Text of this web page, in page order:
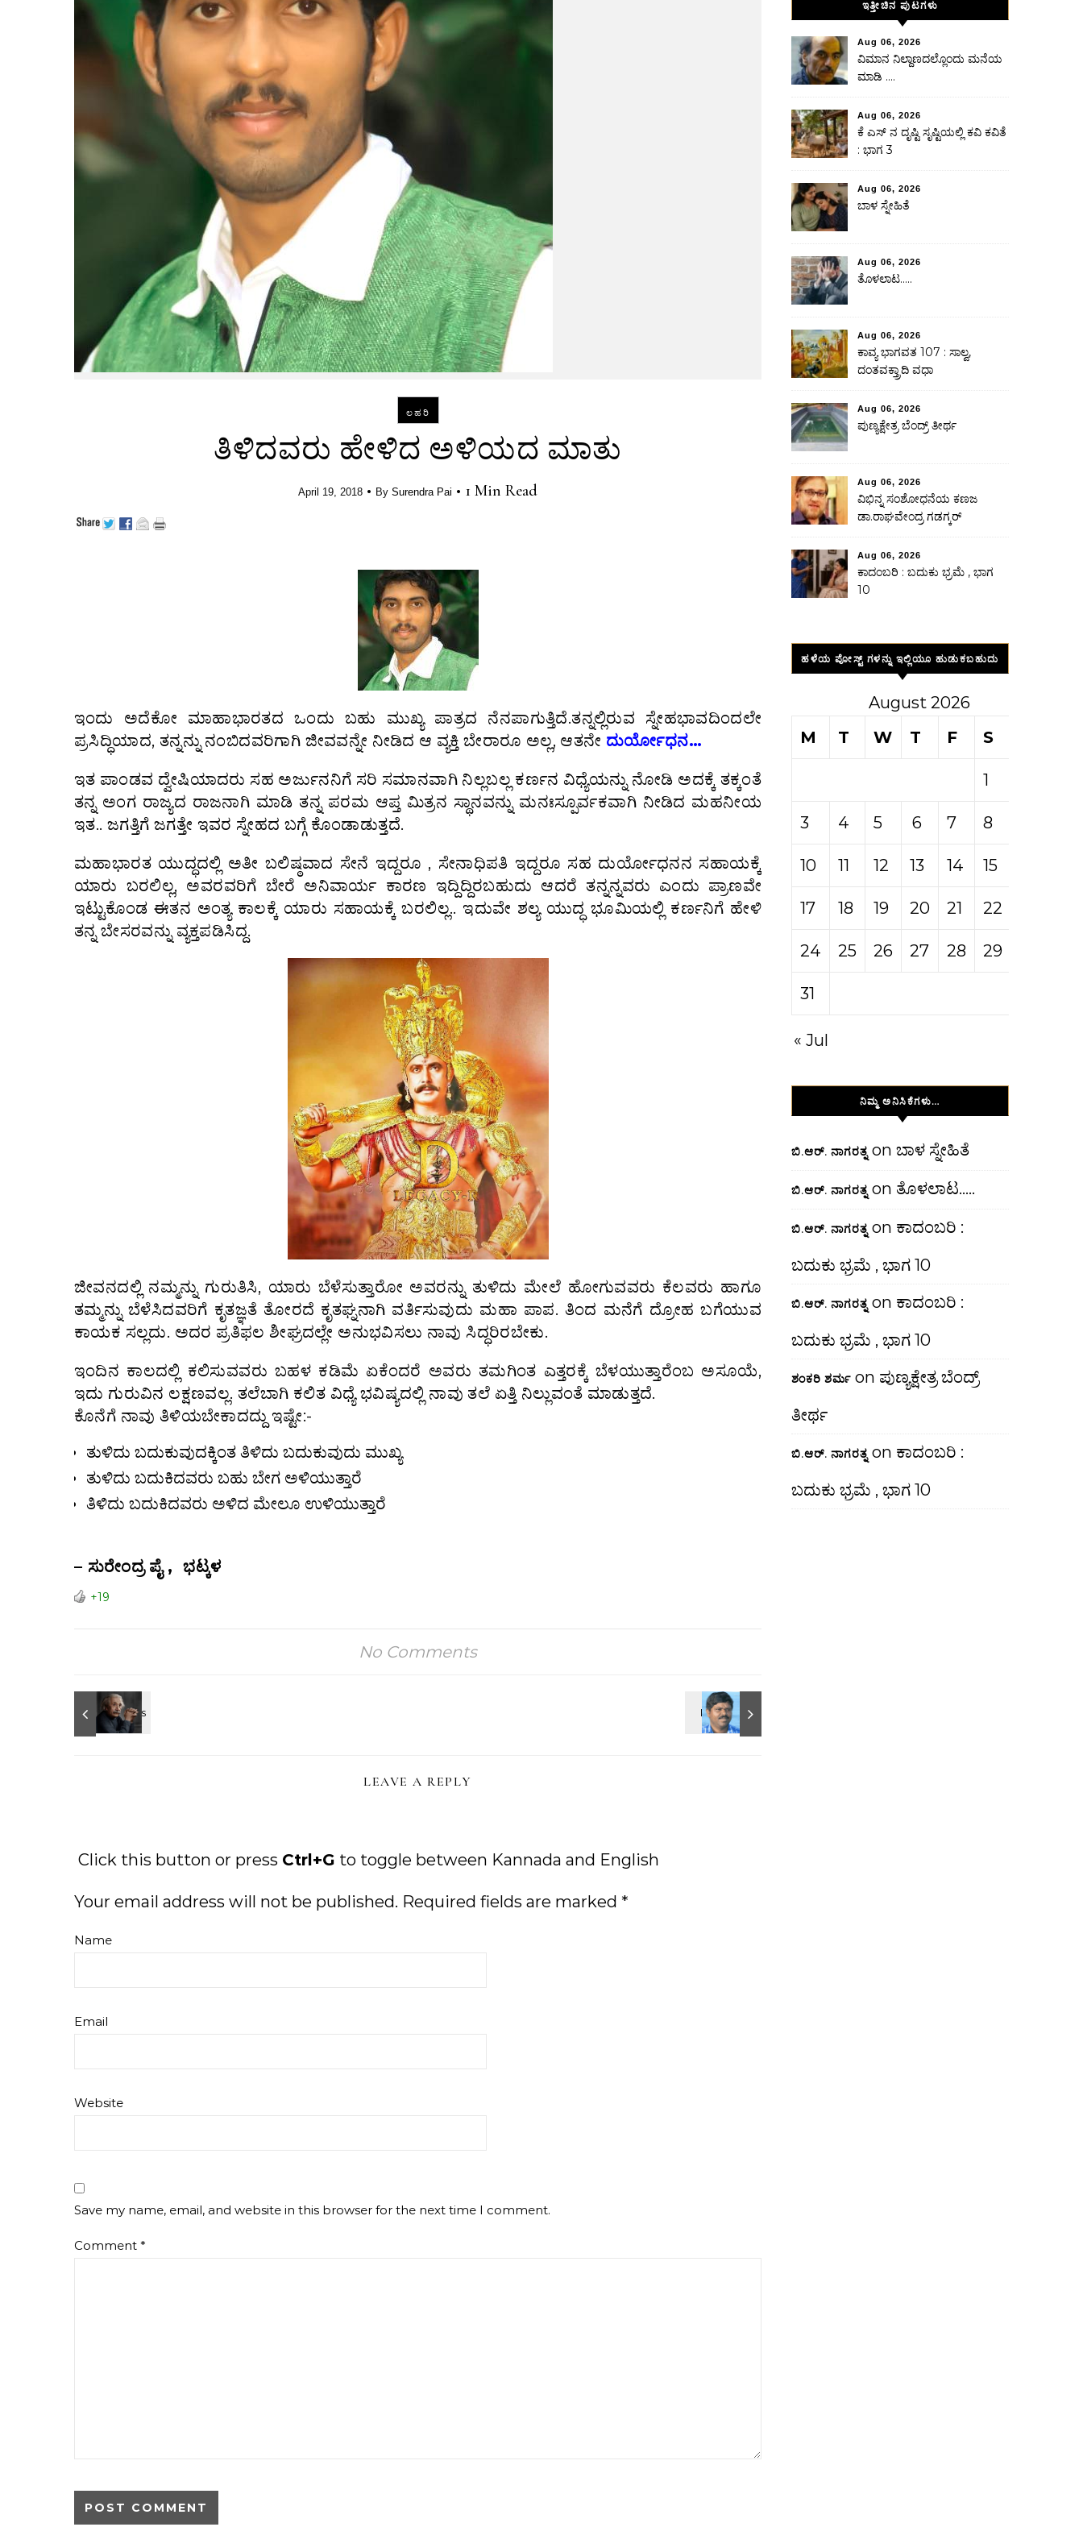
ಲಹರಿ
ತಿಳಿದವರು ಹೇಳಿದ ಅಳಿಯದ ಮಾತು
April 19, 2018 • By Surendra Pai • 1 Min Read
ಇಂದು ಅದೆಕೋ ಮಾಹಾಭಾರತದ ಒಂದು ಬಹು ಮುಖ್ಯ ಪಾತ್ರದ ನೆನಪಾಗುತ್ತಿದೆ.ತನ್ನಲ್ಲಿರುವ ಸ್ನೇಹಭಾವದಿಂದಲೇ
ಪ್ರಸಿದ್ಧಿಯಾದ, ತನ್ನನ್ನು ನಂಬಿದವರಿಗಾಗಿ ಜೀವವನ್ನೇ ನೀಡಿದ ಆ ವ್ಯಕ್ತಿ ಬೇರಾರೂ ಅಲ್ಲ, ಆತನೇ ದುರ್ಯೋಧನ…
ಇತ ಪಾಂಡವ ದ್ವೇಷಿಯಾದರು ಸಹ ಅರ್ಜುನನಿಗೆ ಸರಿ ಸಮಾನವಾಗಿ ನಿಲ್ಲಬಲ್ಲ ಕರ್ಣನ ವಿಧ್ಯೆಯನ್ನು ನೋಡಿ ಅದಕ್ಕೆ ತಕ್ಕಂತೆ
ತನ್ನ ಅಂಗ ರಾಜ್ಯದ ರಾಜನಾಗಿ ಮಾಡಿ ತನ್ನ ಪರಮ ಆಪ್ತ ಮಿತ್ರನ ಸ್ಥಾನವನ್ನು ಮನಃಸ್ಪೂರ್ವಕವಾಗಿ ನೀಡಿದ ಮಹನೀಯ
ಇತ.. ಜಗತ್ತಿಗೆ ಜಗತ್ತೇ ಇವರ ಸ್ನೇಹದ ಬಗ್ಗೆ ಕೊಂಡಾಡುತ್ತದೆ.
ಮಹಾಭಾರತ ಯುದ್ಧದಲ್ಲಿ ಅತೀ ಬಲಿಷ್ಠವಾದ ಸೇನೆ ಇದ್ದರೂ , ಸೇನಾಧಿಪತಿ ಇದ್ದರೂ ಸಹ ದುರ್ಯೋಧನನ ಸಹಾಯಕ್ಕೆ
ಯಾರು ಬರಲಿಲ್ಲ, ಅವರವರಿಗೆ ಬೇರೆ ಅನಿವಾರ್ಯ ಕಾರಣ ಇದ್ದಿದ್ದಿರಬಹುದು ಆದರೆ ತನ್ನನ್ನವರು ಎಂದು ಪ್ರಾಣವೇ
ಇಟ್ಟುಕೊಂಡ ಈತನ ಅಂತ್ಯ ಕಾಲಕ್ಕೆ ಯಾರು ಸಹಾಯಕ್ಕೆ ಬರಲಿಲ್ಲ.. ಇದುವೇ ಶಲ್ಯ ಯುದ್ಧ ಭೂಮಿಯಲ್ಲಿ ಕರ್ಣನಿಗೆ ಹೇಳಿ
ತನ್ನ ಬೇಸರವನ್ನು ವ್ಯಕ್ತಪಡಿಸಿದ್ದ.
ಜೀವನದಲ್ಲಿ ನಮ್ಮನ್ನು ಗುರುತಿಸಿ, ಯಾರು ಬೆಳೆಸುತ್ತಾರೋ ಅವರನ್ನು ತುಳಿದು ಮೇಲೆ ಹೋಗುವವರು ಕೆಲವರು ಹಾಗೂ
ತಮ್ಮನ್ನು ಬೆಳೆಸಿದವರಿಗೆ ಕೃತಜ್ಞತೆ ತೋರದೆ ಕೃತಘ್ನನಾಗಿ ವರ್ತಿಸುವುದು ಮಹಾ ಪಾಪ. ತಿಂದ ಮನೆಗೆ ದ್ರೋಹ ಬಗೆಯುವ
ಕಾಯಕ ಸಲ್ಲದು. ಅದರ ಪ್ರತಿಫಲ ಶೀಘ್ರದಲ್ಲೇ ಅನುಭವಿಸಲು ನಾವು ಸಿದ್ಧರಿರಬೇಕು.
ಇಂದಿನ ಕಾಲದಲ್ಲಿ ಕಲಿಸುವವರು ಬಹಳ ಕಡಿಮೆ ಏಕೆಂದರೆ ಅವರು ತಮಗಿಂತ ಎತ್ತರಕ್ಕೆ ಬೆಳಯುತ್ತಾರೆಂಬ ಅಸೂಯೆ,
ಇದು ಗುರುವಿನ ಲಕ್ಷಣವಲ್ಲ. ತಲೆಬಾಗಿ ಕಲಿತ ವಿಧ್ಯೆ ಭವಿಷ್ಯದಲ್ಲಿ ನಾವು ತಲೆ ಏತ್ತಿ ನಿಲ್ಲುವಂತೆ ಮಾಡುತ್ತದೆ.
ಕೊನೆಗೆ ನಾವು ತಿಳಿಯಬೇಕಾದದ್ದು ಇಷ್ಟೇ:-
ತುಳಿದು ಬದುಕುವುದಕ್ಕಿಂತ ತಿಳಿದು ಬದುಕುವುದು ಮುಖ್ಯ
ತುಳಿದು ಬದುಕಿದವರು ಬಹು ಬೇಗ ಅಳಿಯುತ್ತಾರೆ
ತಿಳಿದು ಬದುಕಿದವರು ಅಳಿದ ಮೇಲೂ ಉಳಿಯುತ್ತಾರೆ
– ಸುರೇಂದ್ರ ಪೈ , ಭಟ್ಕಳ
+19
No Comments
LEAVE A REPLY
Click this button or press Ctrl+G to toggle between Kannada and English
Your email address will not be published. Required fields are marked *
Name
Email
Website
Save my name, email, and website in this browser for the next time I comment.
Comment *
ಇತ್ತೀಚಿನ ಪುಟಗಳು
Aug 06, 2026
ವಿಮಾನ ನಿಲ್ದಾಣದಲ್ಲೊಂದು ಮನೆಯ
ಮಾಡಿ ….
Aug 06, 2026
ಕೆ ಎಸ್ ನ ದೃಷ್ಟಿ ಸೃಷ್ಟಿಯಲ್ಲಿ ಕವಿ ಕವಿತೆ
: ಭಾಗ 3
Aug 06, 2026
ಬಾಳ ಸ್ನೇಹಿತೆ
Aug 06, 2026
ತೊಳಲಾಟ…..
Aug 06, 2026
ಕಾವ್ಯ ಭಾಗವತ 107 : ಸಾಲ್ವ,
ದಂತವಕ್ತ್ರಾದಿ ವಧಾ
Aug 06, 2026
ಪುಣ್ಯಕ್ಷೇತ್ರ ಬೆಂದ್ರ್ ತೀರ್ಥ
Aug 06, 2026
ವಿಭಿನ್ನ ಸಂಶೋಧನೆಯ ಕಣಜ
ಡಾ.ರಾಘವೇಂದ್ರ ಗಡಗ್ಕರ್
Aug 06, 2026
ಕಾದಂಬರಿ : ಬದುಕು ಭ್ರಮೆ , ಭಾಗ
10
ಹಳೆಯ ಪೋಸ್ಟ್ ಗಳನ್ನು ಇಲ್ಲಿಯೂ ಹುಡುಕಬಹುದು
August 2026
M
T W T F S
1
3 4 5 6 7 8
10 11 12 13 14 15
17 18 19 20 21 22
24 25 26 27 28 29
31
« Jul
ನಿಮ್ಮ ಅನಿಸಿಕೆಗಳು…
ಬಿ.ಆರ್. ನಾಗರತ್ನ on ಬಾಳ ಸ್ನೇಹಿತೆ
ಬಿ.ಆರ್. ನಾಗರತ್ನ on ತೊಳಲಾಟ…..
ಬಿ.ಆರ್. ನಾಗರತ್ನ on ಕಾದಂಬರಿ :
ಬದುಕು ಭ್ರಮೆ , ಭಾಗ 10
ಬಿ.ಆರ್. ನಾಗರತ್ನ on ಕಾದಂಬರಿ :
ಬದುಕು ಭ್ರಮೆ , ಭಾಗ 10
ಶಂಕರಿ ಶರ್ಮ on ಪುಣ್ಯಕ್ಷೇತ್ರ ಬೆಂದ್ರ್
ತೀರ್ಥ
ಬಿ.ಆರ್. ನಾಗರತ್ನ on ಕಾದಂಬರಿ :
ಬದುಕು ಭ್ರಮೆ , ಭಾಗ 10